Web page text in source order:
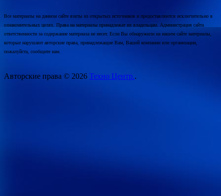
Все материалы на данном сайте взяты из открытых источников и предоставляются исключительно в
ознакомительных целях. Права на материалы принадлежат их владельцам. Администрация сайта
ответственности за содержание материала не несет. Если Вы обнаружили на нашем сайте материалы,
которые нарушают авторские права, принадлежащие Вам, Вашей компании или организации,
пожалуйста, сообщите нам.
Авторские права © 2026 Техно Центр..